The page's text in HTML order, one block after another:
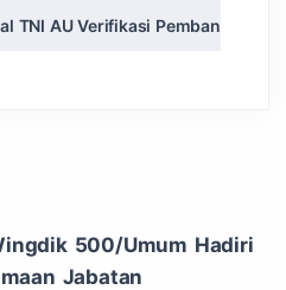
TNI AU Verifikasi Pembangunan
500/Umum Hadiri
Jabatan